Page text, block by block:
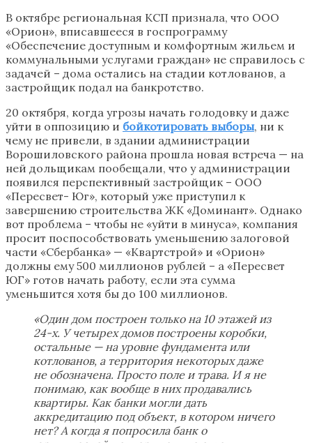
В октябре региональная КСП признала, что ООО
«Орион», вписавшееся в госпрограмму
«Обеспечение доступным и комфортным жильем и
коммунальными услугами граждан» не справилось с
задачей – дома остались на стадии котлованов, а
застройщик подал на банкротство.
20 октября, когда угрозы начать голодовку и даже
уйти в оппозицию и бойкотировать выборы, ни к
чему не привели, в здании администрации
Ворошиловского района прошла новая встреча — на
ней дольщикам пообещали, что у администрации
появился перспективный застройщик – ООО
«Пересвет- Юг», который уже приступил к
завершению строительства ЖК «Доминант». Однако
вот проблема – чтобы не «уйти в минуса», компания
просит поспособствовать уменьшению залоговой
части «Сбербанка» — «Квартстрой» и «Орион»
должны ему 500 миллионов рублей – а «Пересвет
ЮГ» готов начать работу, если эта сумма
уменьшится хотя бы до 100 миллионов.
«Один дом построен только на 10 этажей из
24-х. У четырех домов построены коробки,
остальные — на уровне фундамента или
котлованов, а территория некоторых даже
не обозначена. Просто поле и трава. И я не
понимаю, как вообще в них продавались
квартиры. Как банки могли дать
аккредитацию под объект, в котором ничего
нет? А когда я попросила банк о